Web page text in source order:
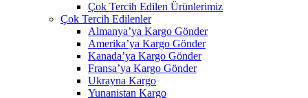
Çok Tercih Edilen Ürünlerimiz
Çok Tercih Edilenler
Almanya’ya Kargo Gönder
Amerika’ya Kargo Gönder
Kanada’ya Kargo Gönder
Fransa’ya Kargo Gönder
Ukrayna Kargo
Yunanistan Kargo